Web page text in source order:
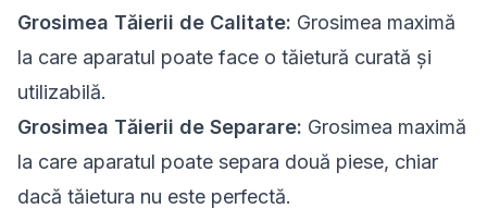
Grosimea Tăierii de Calitate: Grosimea maximă
la care aparatul poate face o tăietură curată și
utilizabilă.
Grosimea Tăierii de Separare: Grosimea maximă
la care aparatul poate separa două piese, chiar
dacă tăietura nu este perfectă.